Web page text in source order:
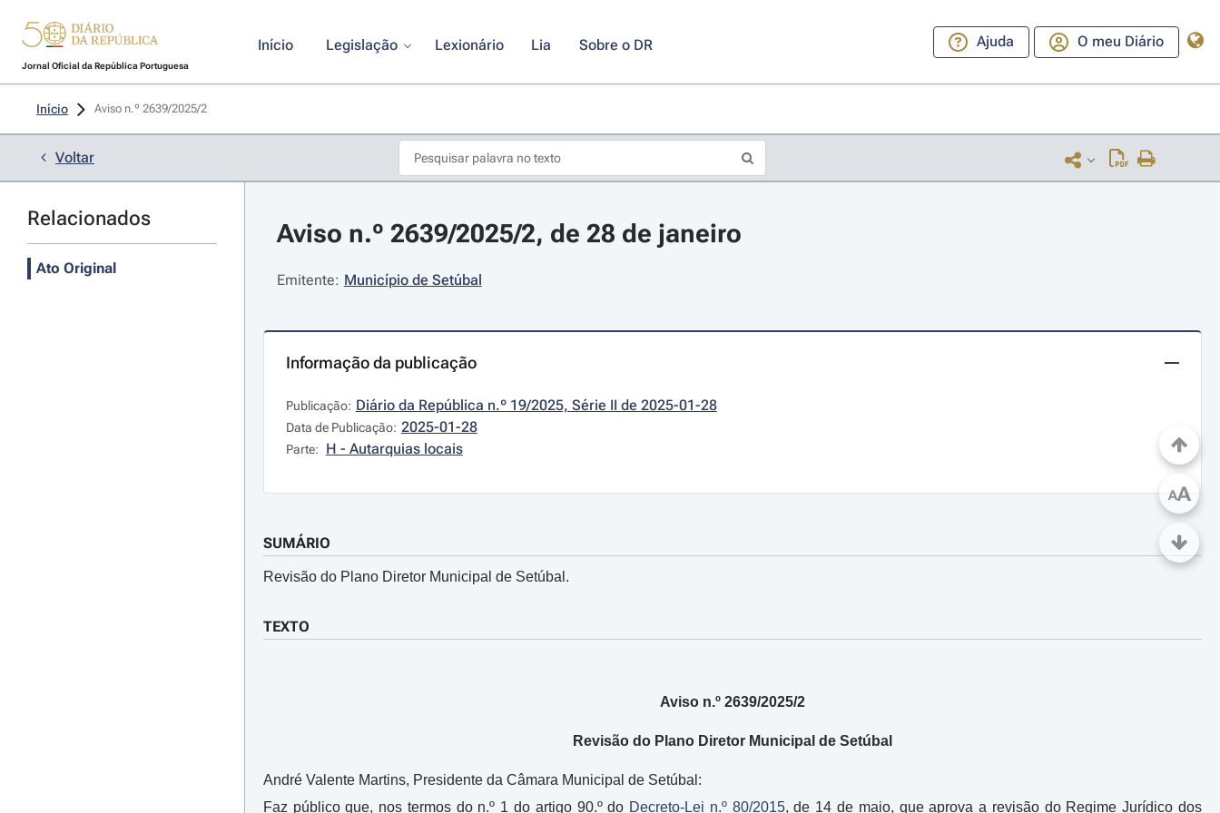
Jornal Oficial da República Portuguesa
Início Legislação Lexionário Lia Sobre o DR Ajuda O meu Diário
Início Aviso n.º 2639/2025/2
Voltar
Relacionados
Ato Original
Aviso n.º 2639/2025/2, de 28 de janeiro
Emitente: Município de Setúbal
Informação da publicação
Publicação: Diário da República n.º 19/2025, Série II de 2025-01-28
Data de Publicação: 2025-01-28
Parte: H - Autarquias locais
SUMÁRIO
Revisão do Plano Diretor Municipal de Setúbal.
TEXTO
Aviso n.º 2639/2025/2
Revisão do Plano Diretor Municipal de Setúbal
André Valente Martins, Presidente da Câmara Municipal de Setúbal:
Faz público que, nos termos do n.º 1 do artigo 90.º do Decreto-Lei n.º 80/2015, de 14 de maio, que aprova a revisão do Regime Jurídico dos
AA